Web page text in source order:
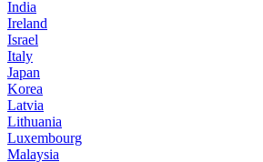
India
Ireland
Israel
Italy
Japan
Korea
Latvia
Lithuania
Luxembourg
Malaysia